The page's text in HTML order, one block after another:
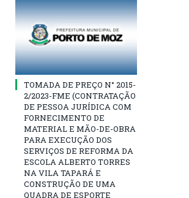
TOMADA DE PREÇO N° 2015-
2/2023-FME (CONTRATAÇÃO
DE PESSOA JURÍDICA COM
FORNECIMENTO DE
MATERIAL E MÃO-DE-OBRA
PARA EXECUÇÃO DOS
SERVIÇOS DE REFORMA DA
ESCOLA ALBERTO TORRES
NA VILA TAPARÁ E
CONSTRUÇÃO DE UMA
QUADRA DE ESPORTE